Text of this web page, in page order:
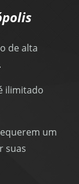
de alta
ilimitado
um
suas